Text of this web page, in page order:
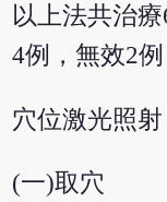
以上法共治
4例，無效2
穴位激光照射
(一)取穴